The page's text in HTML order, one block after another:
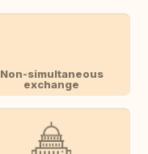
Non-simultaneous
exchange